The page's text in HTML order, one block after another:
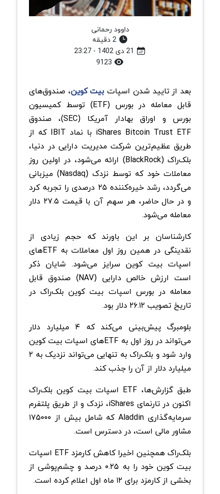
داوود رحمانی
2 دقیقه
بعد از تایید شدن اسپات بیت کوین، صندوق‌های
قابل معامله در بورس (ETF) توسط کمیسیون
بورس و اوراق بهادار آمریکا (SEC)، صندوق
iShares Bitcoin Trust ETF با نماد IBIT که از
طریق عظیم‌ترین شرکت مدیریت دارایی در دنیا،
بلک‌راک (BlackRock) ارائه می‌شود، در اولین روز
معاملات خود که توسط نزدک (Nasdaq) میزبانی
می‌گردد، رشد خیره‌کننده ۲۵ درصدی را تجربه کرد
و در حال حاضر، هر سهم آن با قیمت ۲۷.۵ دلار
معامله می‌شود.
کارشناسان بر این باورند که حجم زیادی از
نقدینگی در همین روز اول معاملات به ETFهای
اسپات بیت کوین سرایز می‌شود. شایان ذکر
است ارزش خالص دارایی (NAV) صندوق قابل
معامله در بورس اسپات بیت کوین بلک‌راک در
تاریخ تصویب ۲۶.۱۲ دلار بود.
بلومبرگ پیش‌بینی می‌کند که ۴ میلیارد دلار
می‌تواند در روز اول به ETFهای اسپات بیت کوین
وارد شود و بلک‌راک به تنهایی می‌تواند نزدیک به ۲
میلیارد دلار از آن را جذب کند.
طبق گزارش‌ها، ETF اسپات بیت کوین بلک‌راک
اکنون در تارنمای iShares، نزدک و از طریق پلتفرم
سرمایه‌گذاری Aladdin که شامل بیش از ۱۷۵۰۰۰
مشاور مالی است، در دسترس است.
بلک‌راک همچنین اخیرا کاهش کارمزد ETF اسپات
بیت کوین خود را به ۰.۲۵ درصد و چشم‌پوشی از
بخشی از کارمزد برای ۱۲ ماه اول اعلام کرده است.